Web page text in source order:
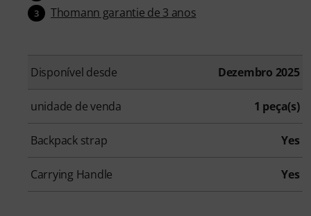
3 Thomann garantie de 3 anos
Disponível desde Dezembro 2025
unidade de venda 1 peça(s)
Backpack strap Yes
Carrying Handle Yes